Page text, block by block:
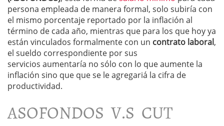
persona empleada de manera formal, solo subiría con
el mismo porcentaje reportado por la inflación al
término de cada año, mientras que para los que hoy ya
están vinculados formalmente con un contrato laboral,
el sueldo correspondiente por sus
servicios aumentaría no sólo con lo que aumente la
inflación sino que que se le agregariá la cifra de
productividad.
ASOFONDOS V.S CUT